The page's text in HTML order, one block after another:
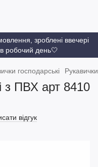
зроблені ввечері
робочий день🤍
господарські
з ПВХ арт 8410
відгук